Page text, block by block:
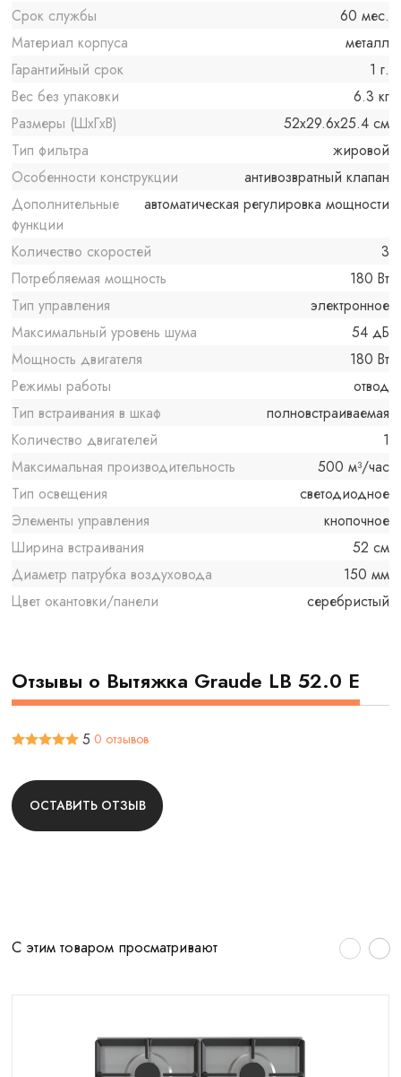
Срок службы
60 мес.
Материал корпуса
металл
Гарантийный срок
1 г.
Вес без упаковки
6.3 кг
Размеры (ШxГxВ)
52x29.6x25.4 см
Тип фильтра
жировой
Особенности конструкции
антивозвратный клапан
Дополнительные
функции
автоматическая регулировка мощности
Количество скоростей
3
Потребляемая мощность
180 Вт
Тип управления
электронное
Максимальный уровень шума
54 дБ
Мощность двигателя
180 Вт
Режимы работы
отвод
Тип встраивания в шкаф
полновстраиваемая
Количество двигателей
1
Максимальная производительность
500 м³/час
Тип освещения
светодиодное
Элементы управления
кнопочное
Ширина встраивания
52 см
Диаметр патрубка воздуховода
150 мм
Цвет окантовки/панели
серебристый
Отзывы о Вытяжка Graude LB 52.0 E
5 0 отзывов
ОСТАВИТЬ ОТЗЫВ
С этим товаром просматривают